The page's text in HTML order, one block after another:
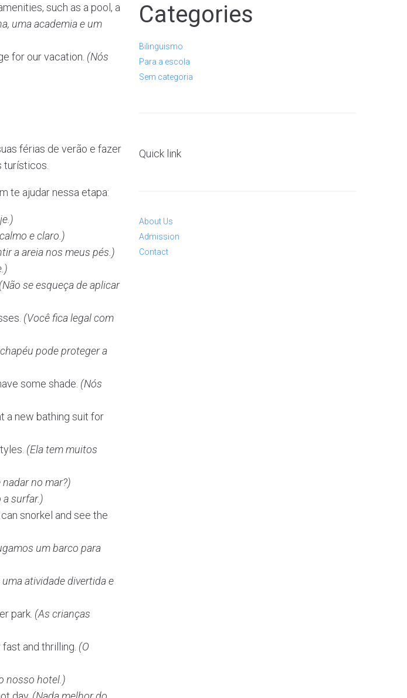
such as a pool, a
uma academia e um
for our vacation. (Nós
férias de verão e fazer
turísticos.
te ajudar nessa etapa:
e claro.)
a areia nos meus pés.)
(Não se esqueça de aplicar
(Você fica legal com
pode proteger a
some shade. (Nós
a new bathing suit for
(Ela tem muitos
no mar?)
a surfar.)
can snorkel and see the
um barco para
atividade divertida e
park. (As crianças
and thrilling. (O
nosso hotel.)
Categories
Bilinguismo
Para a escola
Sem categoria
Quick link
About Us
Admission
Contact